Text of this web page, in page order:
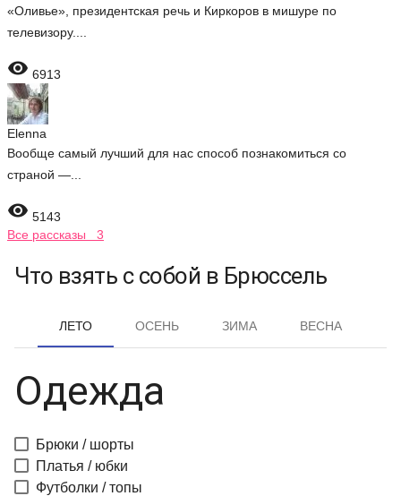
«Оливье», президентская речь и Киркоров в мишуре по
телевизору....
 6913
Elenna
Вообще самый лучший для нас способ познакомиться со
страной —...
 5143
Все рассказы 3
Что взять с собой в Брюссель
ЛЕТО ОСЕНЬ ЗИМА ВЕСНА
Одежда
Брюки / шорты
Платья / юбки
Футболки / топы